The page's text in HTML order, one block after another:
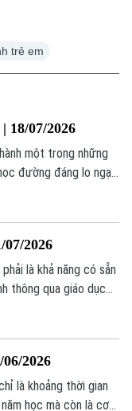
trẻ em
18/07/2026
một trong những
đường đáng lo ngại.
đến việc học tập
dõi và kiểm soát
thể tăng nhanh, kéo
2026
là khả năng có sẵn
thông qua giáo dục
2026
là khoảng thời gian
học mà còn là cơ